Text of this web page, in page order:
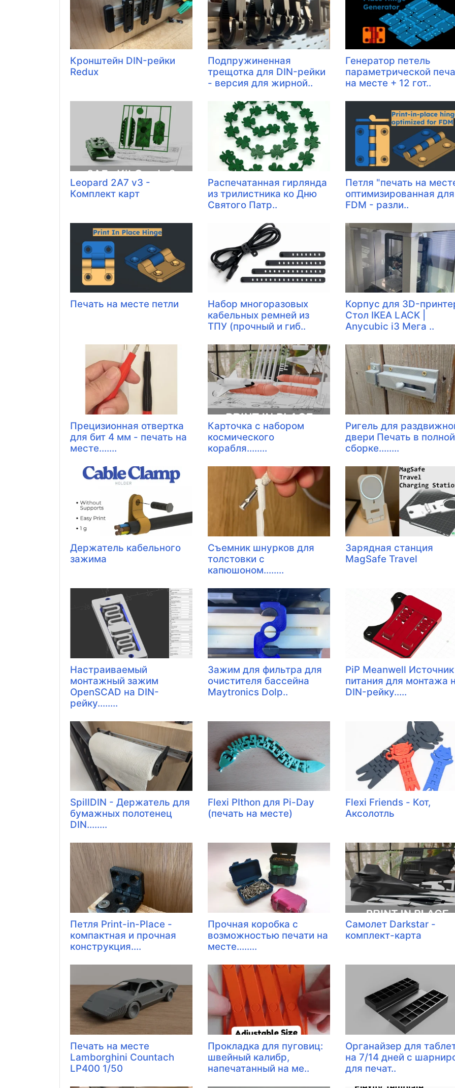
Кронштейн DIN-рейки
Redux
Подпружиненная
трещотка для DIN-рейки
- версия для жирной..
Генератор петель
параметрической
на месте + 12 гот..
Leopard 2A7 v3 -
Комплект карт
Распечатанная гирлянда
из трилистника ко Дню
Святого Патр..
Петля "печать на
оптимизированная для
FDM - разли..
Печать на месте петли
Набор многоразовых
кабельных ремней из
ТПУ (прочный и гиб..
Корпус для 3D-
Стол IKEA LACK |
Anycubic i3 Мега ..
Прецизионная отвертка
для бит 4 мм - печать на
месте.......
Карточка с набором
космического
корабля........
Ригель для
двери Печать в полной
сборке........
Держатель кабельного
зажима
Съемник шнурков для
толстовки с
капюшоном........
Зарядная станция
MagSafe Travel
Настраиваемый
монтажный зажим
OpenSCAD на DIN-
рейку........
Зажим для фильтра для
очистителя бассейна
Maytronics Dolp..
PiP Meanwell Источник
питания для монтажа
DIN-рейку.....
SpillDIN - Держатель для
бумажных полотенец
DIN........
Flexi PIthon для Pi-Day
(печать на месте)
Flexi Friends - Кот,
Аксолотль
Петля Print-in-Place -
компактная и прочная
конструкция....
Прочная коробка с
возможностью печати на
месте........
Самолет Darkstar -
комплект-карта
Печать на месте
Lamborghini Countach
LP400 1/50
Прокладка для пуговиц:
швейный калибр,
напечатанный на ме..
Органайзер для
на 7/14 дней с
для печат..